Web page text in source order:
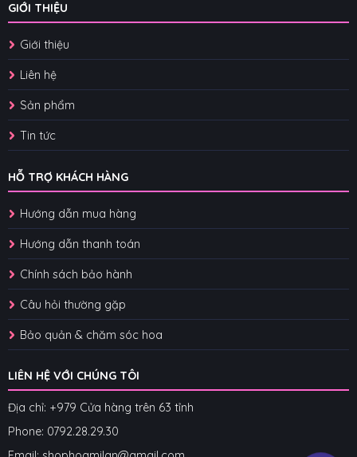
GIỚI THIỆU
Giới thiệu
Liên hệ
Sản phẩm
Tin tức
HỖ TRỢ KHÁCH HÀNG
Hướng dẫn mua hàng
Hướng dẫn thanh toán
Chính sách bảo hành
Câu hỏi thường gặp
Bảo quản & chăm sóc hoa
LIÊN HỆ VỚI CHÚNG TÔI
Địa chỉ: +979 Cửa hàng trên 63 tỉnh
Phone: 0792.28.29.30